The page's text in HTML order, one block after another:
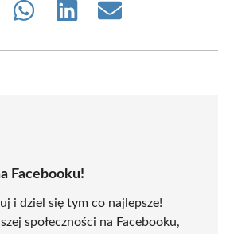
Share
Share
Share
Facebooku!
i dziel się tym co najlepsze!
społeczności na Facebooku,